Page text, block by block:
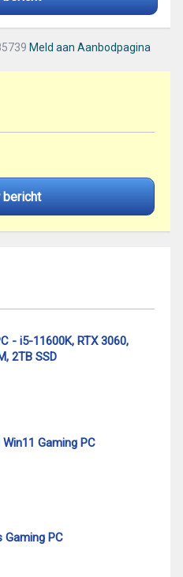
Meld aan Aanbodpagina
bericht
- i5-11600K, RTX 3060,
2TB SSD
Win11 Gaming PC
Gaming PC